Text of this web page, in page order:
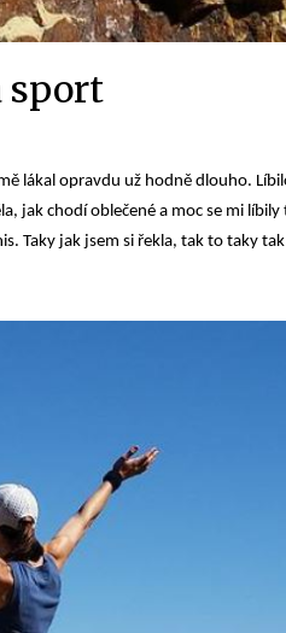
sport
lákal opravdu už hodně dlouho.
jak chodí oblečené a moc se mi
Taky jak jsem si řekla, tak to taky